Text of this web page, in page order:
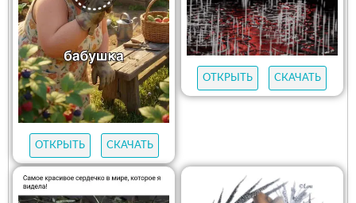
ОТКРЫТЬ СКАЧАТЬ
ОТКРЫТЬ СКАЧАТЬ